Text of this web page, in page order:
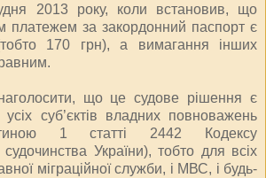
2013 року, коли встановив, що
платежем за закордонний паспорт є
170 грн), а вимагання інших
що це судове рішення є
суб’єктів владних повноважень
1 статті 2442 Кодексу
судочинства України), тобто для всіх
міграційної служби, і МВС, і будь-